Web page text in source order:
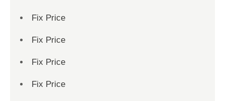
Fix Price
Fix Price
Fix Price
Fix Price